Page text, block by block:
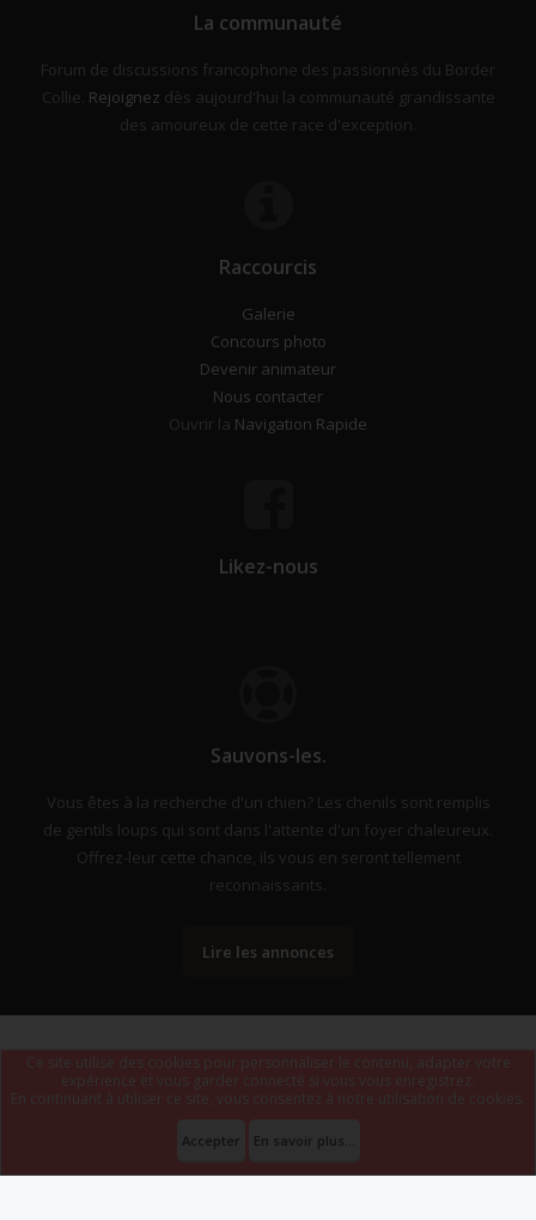
La communauté
Forum de discussions francophone des passionnés du Border
Collie. Rejoignez dès aujourd'hui la communauté grandissante
des amoureux de cette race d'exception.
Raccourcis
Galerie
Concours photo
Devenir animateur
Nous contacter
Ouvrir la Navigation Rapide
Likez-nous
Sauvons-les.
Vous êtes à la recherche d'un chien? Les chenils sont remplis
de gentils loups qui sont dans l'attente d'un foyer chaleureux.
Offrez-leur cette chance, ils vous en seront tellement
reconnaissants.
Lire les annonces
Some XenForo functionality crafted by
Ce site utilise des cookies pour personnaliser le contenu, adapter votre
expérience et vous garder connecté si vous vous enregistrez.
En continuant à utiliser ce site, vous consentez à notre utilisation de cookies.
Accepter En savoir plus...